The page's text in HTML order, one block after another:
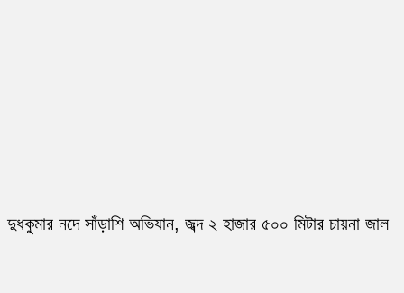
দুধকুমার নদে সাঁড়াশি অভিযান, জব্দ ২ হাজার ৫০০ মিটার চায়না জাল